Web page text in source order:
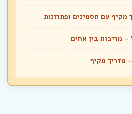
מקיף עם תסמינים ופתרונות
מריבות בין אחים
מדריך מקיף